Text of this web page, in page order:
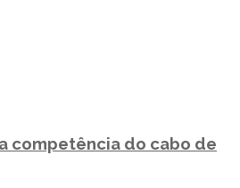
competência do cabo de